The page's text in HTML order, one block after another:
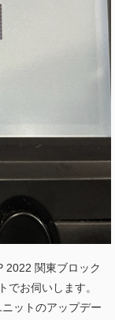
2022 関東ブロック
でお伺いします。
ットのアップデー